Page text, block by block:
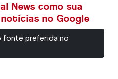
News como sua
no Google
fonte preferida no